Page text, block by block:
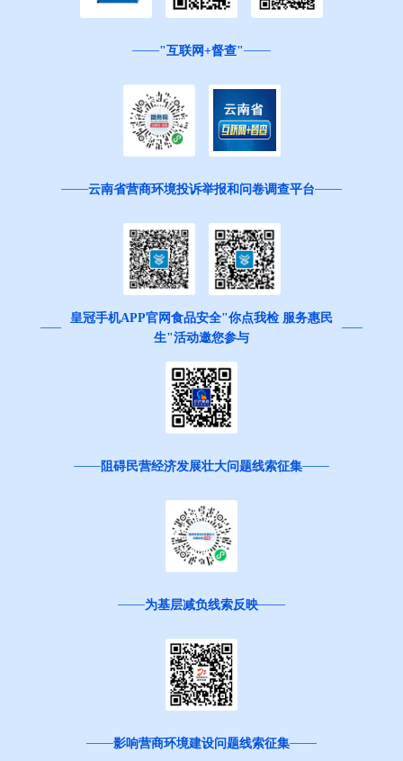
"互联网+督查"
云南省营商环境投诉举报和问卷调查平台
皇冠手机APP官网食品安全"你点我检 服务惠民
生"活动邀您参与
阻碍民营经济发展壮大问题线索征集
为基层减负线索反映
影响营商环境建设问题线索征集